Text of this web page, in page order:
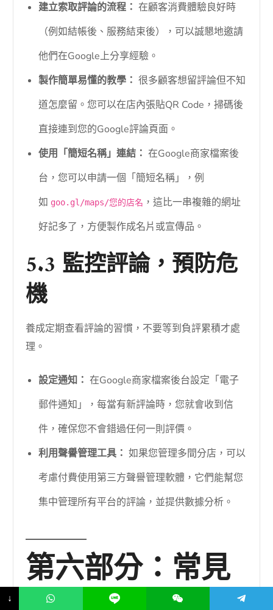
建立索取評論的流程： 在顧客消費體驗良好時
（例如結帳後、服務結束後），可以誠懇地邀請
他們在Google上分享經驗。
製作簡單易懂的教學： 很多顧客想留評論但不知
道怎麼留。您可以在店內張貼QR Code，掃碼後
直接連到您的Google評論頁面。
使用「簡短名稱」連結： 在Google商家檔案後
台，您可以申請一個「簡短名稱」，例
如 goo.gl/maps/您的店名 ，這比一串複雜的網址
好記多了，方便製作成名片或宣傳品。
5.3 監控評論，預防危
機
養成定期查看評論的習慣，不要等到負評累積才處
理。
設定通知： 在Google商家檔案後台設定「電子
郵件通知」，每當有新評論時，您就會收到信
件，確保您不會錯過任何一則評價。
利用聲譽管理工具： 如果您管理多間分店，可以
考慮付費使用第三方聲譽管理軟體，它們能幫您
集中管理所有平台的評論，並提供數據分析。
第六部分：常見
↓